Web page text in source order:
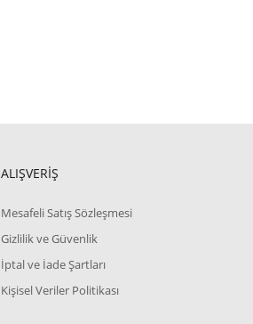
ALIŞVERİŞ
Mesafeli Satış Sözleşmesi
Gizlilik ve Güvenlik
İptal ve İade Şartları
Kişisel Veriler Politikası